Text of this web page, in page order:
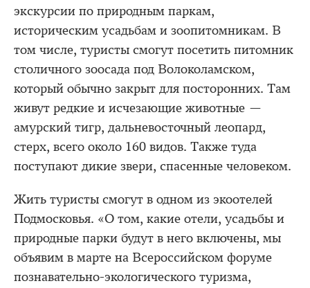
экскурсии по природным паркам,
историческим усадьбам и зоопитомникам. В
том числе, туристы смогут посетить питомник
столичного зоосада под Волоколамском,
который обычно закрыт для посторонних. Там
живут редкие и исчезающие животные —
амурский тигр, дальневосточный леопард,
стерх, всего около 160 видов. Также туда
поступают дикие звери, спасенные человеком.
Жить туристы смогут в одном из экоотелей
Подмосковья. «О том, какие отели, усадьбы и
природные парки будут в него включены, мы
объявим в марте на Всероссийском форуме
познавательно-экологического туризма,